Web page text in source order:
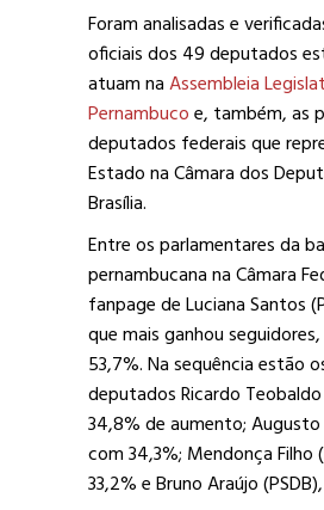
Foram analisadas e
oficiais dos 49 deputados
atuam naAssembleia
Pernambucoe, também, as
deputados federais que
Estado na Câmara dos
Brasília.
Entre os parlamentares da
pernambucana na Câmara
fanpage de Luciana Santos
que mais ganhou
53,7%. Na sequência estão
deputados Ricardo
34,8% de aumento; Augusto
com 34,3%; Mendonça Filho
33,2% e Bruno Araújo